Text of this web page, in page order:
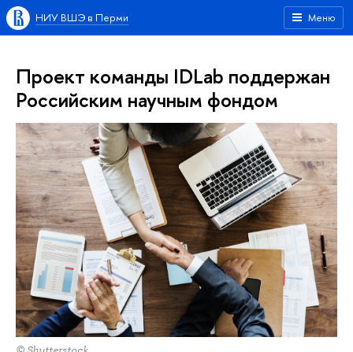
Меню
НИУ ВШЭ в Перми
Проект команды IDLab поддержан
Российским научным фондом